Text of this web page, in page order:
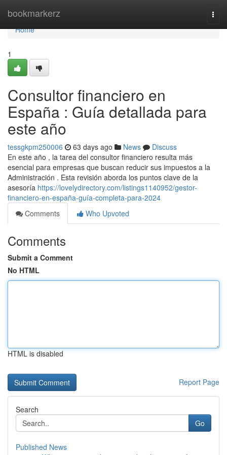
bookmarkerz
Home
Home
1
Consultor financiero en
España : Guía detallada para
este año
tessgkpm250006 63 days ago News
Discuss
En este año , la tarea del consultor financiero resulta más
esencial para empresas que buscan reducir sus impuestos a la
Administración . Esta revisión aborda los puntos clave de la
asesoría https://lovelydirectory.com/listings1140952/gestor-
financiero-en-españa-guía-completa-para-2024
Comments
Who Upvoted
Comments
Submit a Comment
No HTML
HTML is disabled
Report Page
Search
Go
Published News